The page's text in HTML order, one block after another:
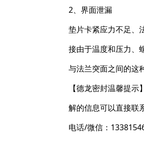
2、界面泄漏
垫片卡紧应力不足、
接由于温度和压力、
与法兰突面之间的这
【德龙密封温馨提
解的信息可以直接联
电话/微信：